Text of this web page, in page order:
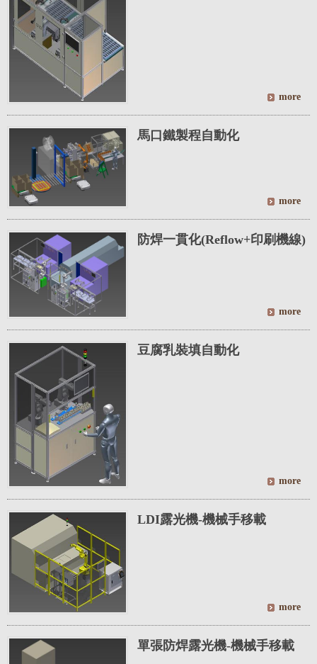
馬口鐵製程自動化
防焊一貫化(Reflow+印刷機線)
豆腐乳裝填自動化
LDI露光機-機械手移載
單張防焊露光機-機械手移載